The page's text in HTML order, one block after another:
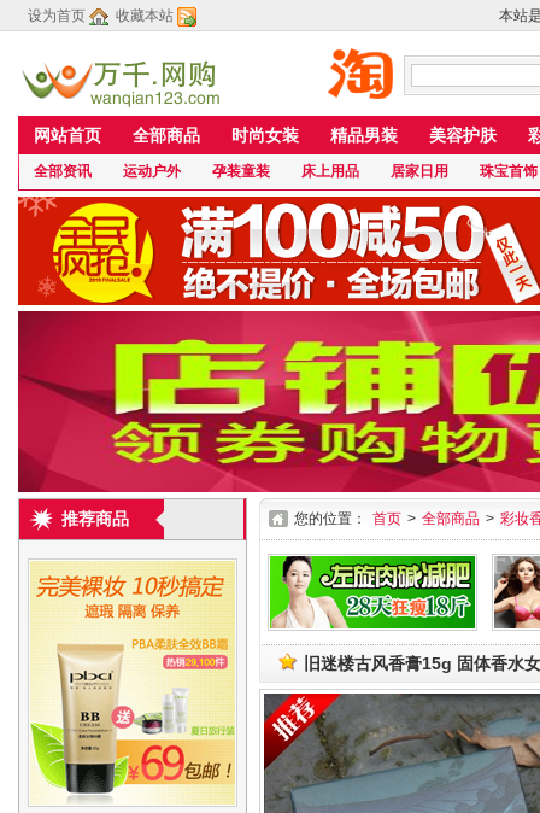
设为首页 收藏本站 本站
网站首页 全部商品 时尚女装 精品男装 美容护肤
全部资讯 运动户外 孕装童装 床上用品 居家日用 珠宝首饰
推荐商品 您的位置： 首页 > 全部商品 > 彩妆
旧迷楼古风香膏15g 固体香水